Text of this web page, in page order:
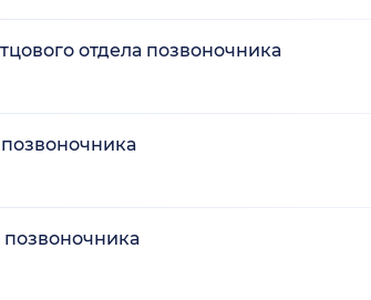
отдела позвоночника
позвоночника